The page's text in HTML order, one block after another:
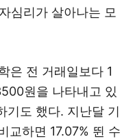
심리가 살아나는 모
은 전 거래일보다 1
원을 나타내고 있
기도 했다. 지난달 기
교하면 17.07% 뛴 수